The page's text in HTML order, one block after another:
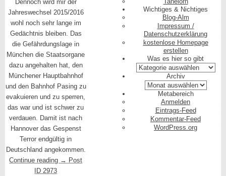
Dennoch wird mir der
Jahreswechsel 2015/2016
wohl noch sehr lange im
Gedächtnis bleiben. Das
die Gefährdungslage in
München die Staatsorgane
dazu angehalten hat, den
Münchener Hauptbahnhof
und den Bahnhof Pasing zu
evakuieren und zu sperren,
das war und ist schwer zu
verdauen. Damit ist nach
Hannover das Gespenst
Terror endgültig in
Deutschland angekommen.
Continue reading → Post
ID 2973
Wichtiges & Nichtiges
Blog-Alm
Impressum /
Datenschutzerklärung
kostenlose Homepage
erstellen
Was es hier so gibt
Was
es
hier
Archiv
Archiv
Metabereich
Anmelden
Eintrags-Feed
Kommentar-Feed
WordPress.org